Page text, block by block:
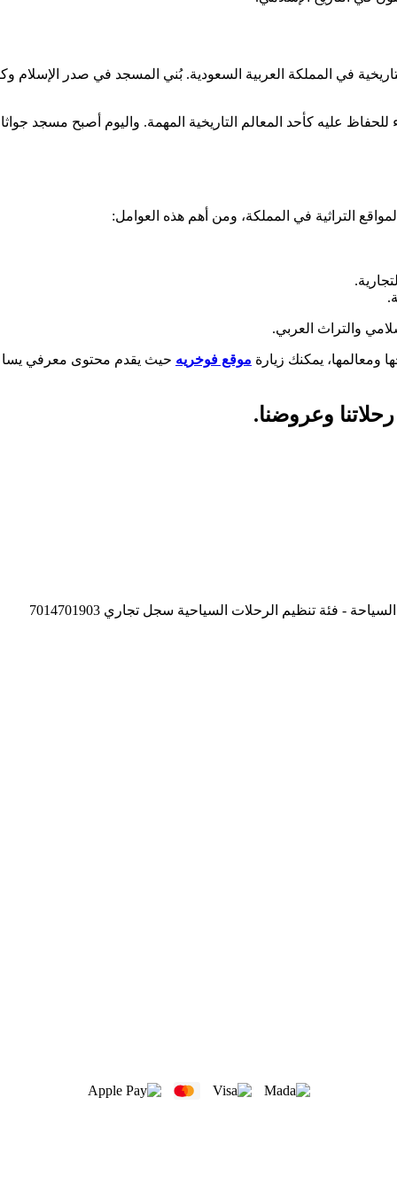
في المملكة العربية السعودية. بُني المسجد في صدر الإسلام
عليه كأحد المعالم التاريخية المهمة. واليوم أصبح مسجد جواثا
التراثية في المملكة، ومن أهم هذه العوامل:
والتراث العربي.
ومعالمها، يمكنك زيارة موقع فوخريه حيث يقدم محتوى معرفي
وعروضنا.